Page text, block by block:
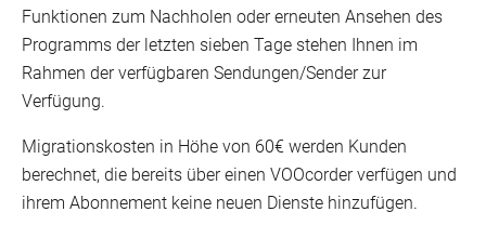
Funktionen zum Nachholen oder erneuten Ansehen des
Programms der letzten sieben Tage stehen Ihnen im
Rahmen der verfügbaren Sendungen/Sender zur
Verfügung.
Migrationskosten in Höhe von 60€ werden Kunden
berechnet, die bereits über einen VOOcorder verfügen und
ihrem Abonnement keine neuen Dienste hinzufügen.